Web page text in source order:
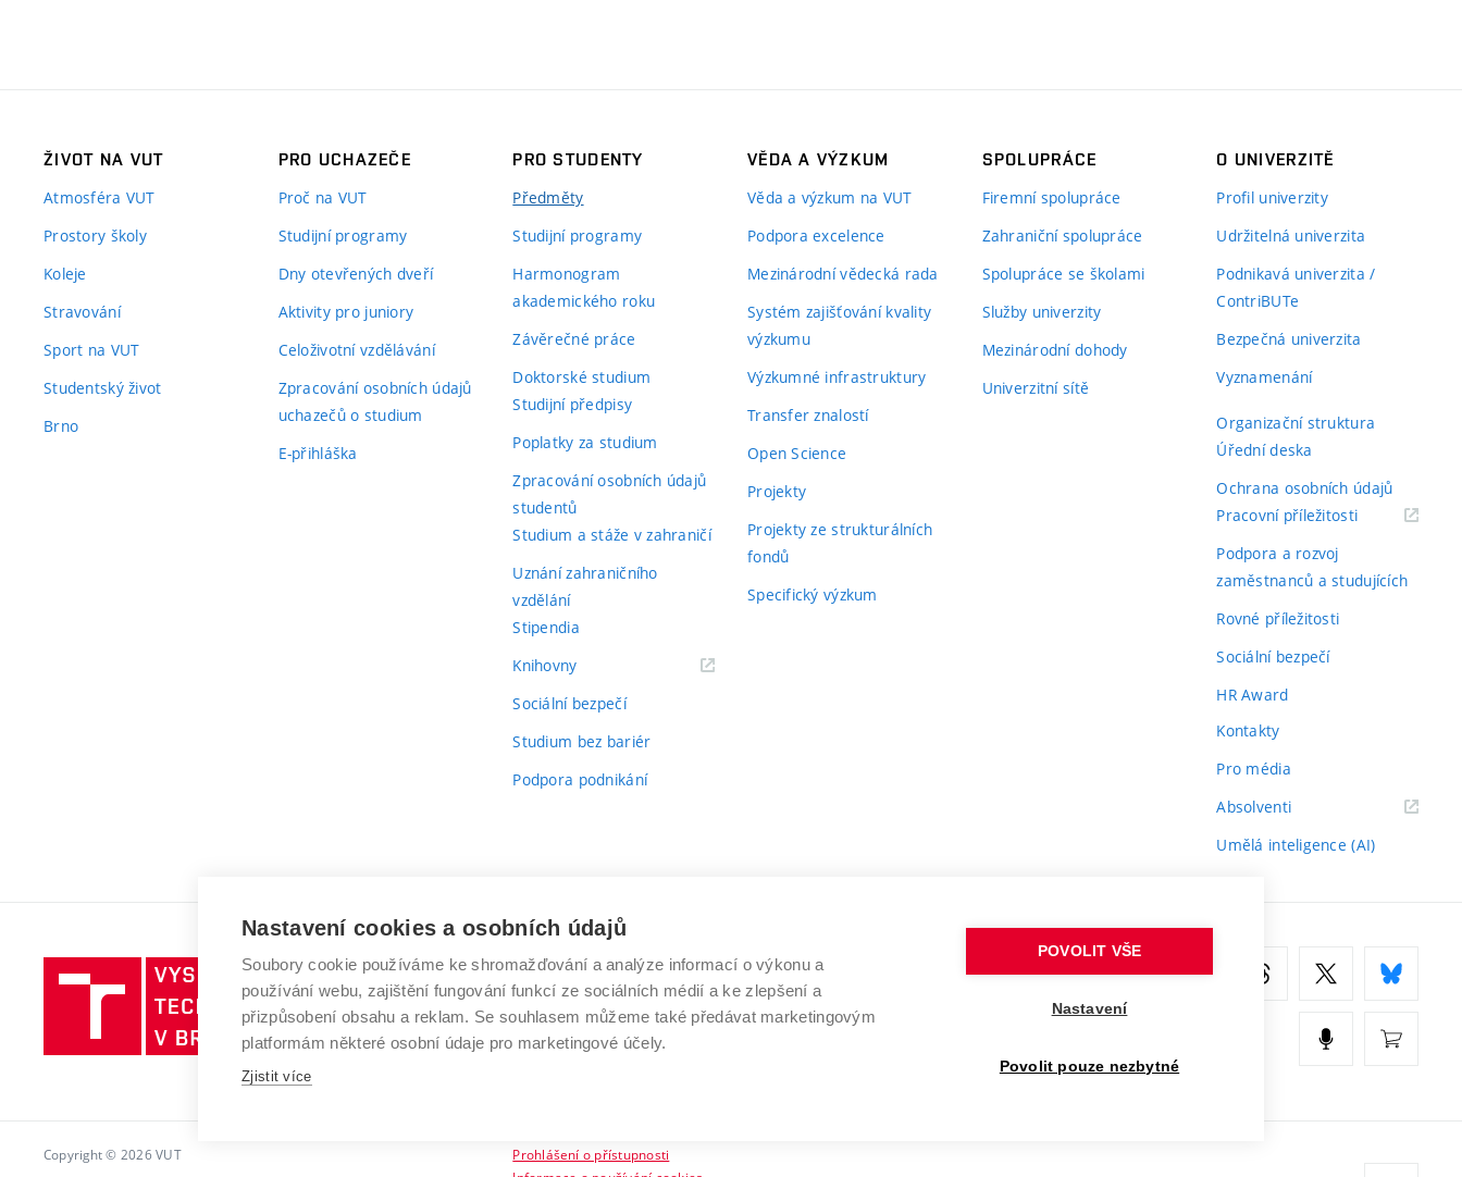
ŽIVOT NA VUT
Atmosféra VUT
Prostory školy
Koleje
Stravování
Sport na VUT
Studentský život
Brno
PRO UCHAZEČE
Proč na VUT
Studijní programy
Dny otevřených dveří
Aktivity pro juniory
Celoživotní vzdělávání
Zpracování osobních údajů
uchazečů o studium
E-přihláška
PRO STUDENTY
Předměty
Studijní programy
Harmonogram
akademického roku
Závěrečné práce
Doktorské studium
Studijní předpisy
Poplatky za studium
Zpracování osobních údajů
studentů
Studium a stáže v zahraničí
Uznání zahraničního
vzdělání
Stipendia
Knihovny(externí
Sociální bezpečí
Studium bez bariér
Podpora podnikání
VĚDA A VÝZKUM
Věda a výzkum na VUT
Podpora excelence
Mezinárodní vědecká rada
Systém zajišťování kvality
výzkumu
Výzkumné infrastruktury
Transfer znalostí
Open Science
Projekty
Projekty ze strukturálních
fondů
Specifický výzkum
SPOLUPRÁCE
Firemní spolupráce
Zahraniční spolupráce
Spolupráce se školami
Služby univerzity
Mezinárodní dohody
Univerzitní sítě
O UNIVERZITĚ
Profil univerzity
Udržitelná univerzita
Podnikavá univerzita /
ContriBUTe
Bezpečná univerzita
Vyznamenání
Organizační struktura
Úřední deska
Ochrana osobních údajů
Pracovní příležitosti(externí
Podpora a rozvoj
zaměstnanců a studujících
Rovné příležitosti
Sociální bezpečí
HR Award
Kontakty
Pro média
Absolventi(externí
Umělá inteligence (AI)
Vysoké
učení
technické
v
VYSOKÉ UČENÍ TECHNICKÉ V BRNĚ
Antonínská 548/1
602 00 Brno
www.vut.cz
Copyright © 2026 VUT
Prohlášení o přístupnosti
Nastavení cookies a osobních údajů
Soubory cookie používáme ke shromažďování a analýze informací o výkonu a
používání webu, zajištění fungování funkcí ze sociálních médií a ke zlepšení a
přizpůsobení obsahu a reklam. Se souhlasem můžeme také předávat marketingovým
platformám některé osobní údaje pro marketingové účely.
Zjistit více
POVOLIT VŠE
Nastavení
Povolit pouze nezbytné